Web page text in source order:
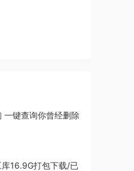
一键查询你曾经删除
库16.9G打包下载/已